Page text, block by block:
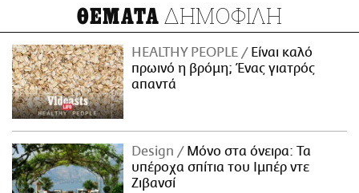
ΘΕΜΑΤΑ ΔΗΜΟΦΙΛΗ
HEALTHY PEOPLE
Είναι καλό
πρωινό η βρόμη; Ένας γιατρός
απαντά
Design
Μόνο στα όνειρα: Τα
υπέροχα σπίτια του Ιμπέρ ντε
Ζιβανσί